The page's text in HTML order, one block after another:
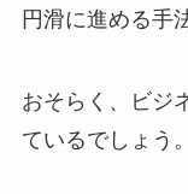
円滑に進める手
おそらく、ビジ
ているでしょう。